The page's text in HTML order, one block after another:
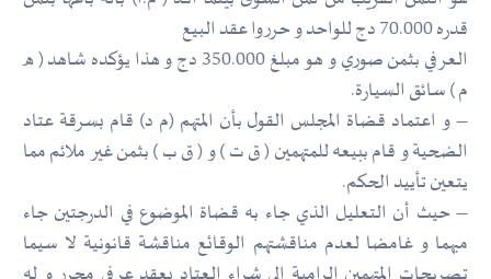
قدره 70.000 دج للواحد و حرروا عقد البيع
العرفي بثمن صوري و هو مبلغ 350.000 دج و هذا يؤكده شاهد ( ه
م ) سائق السيارة.
– و اعتماد قضاة المجلس القول بأن المتهم (م د) قام بسرقة عتاد
الضحية و قام ببيعه للمتهمين ( ق ت ) و ( ق ب ) بثمن غير ملائم مما
يتعين تأييد الحكم.
– حيث أن التعليل الذي جاء به قضاة الموضوع في الدرجتين جاء
مبهما و غامضا لعدم مناقشتهم الوقائع مناقشة قانونية لا سيما